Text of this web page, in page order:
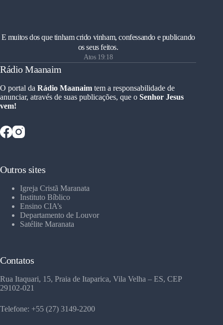
E muitos dos que tinham crido vinham, confessando e publicando
os seus feitos.
Atos 19:18
Rádio Maanaim
O portal da Rádio Maanaim tem a responsabilidade de
anunciar, através de suas publicações, que o Senhor Jesus
vem!
Outros sites
Igreja Cristã Maranata
Instituto Bíblico
Ensino CIA’s
Departamento de Louvor
Satélite Maranata
Contatos
Rua Itaquari, 15, Praia de Itaparica, Vila Velha – ES, CEP
29102-021
Telefone: +55 (27) 3149-2200